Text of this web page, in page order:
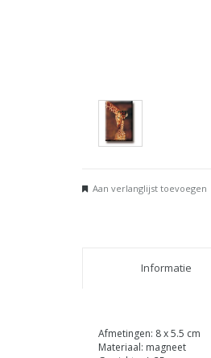
Aan verlanglijst toevoegen
Informatie
Afmetingen: 8 x 5.5 cm
Materiaal: magneet